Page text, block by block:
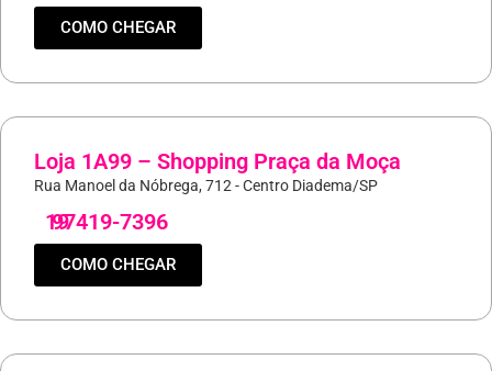
COMO CHEGAR
Loja 1A99 – Shopping Praça da Moça
Rua Manoel da Nóbrega, 712 - Centro Diadema/SP
19
97419-7396
COMO CHEGAR